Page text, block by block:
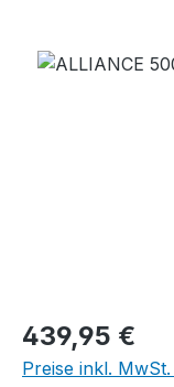
Bildergalerie
Regulärer Preis:
439,95 €
Preise inkl.